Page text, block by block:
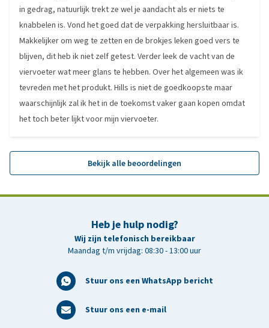
in gedrag, natuurlijk trekt ze wel je aandacht als er niets te
knabbelen is. Vond het goed dat de verpakking hersluitbaar is.
Makkelijker om weg te zetten en de brokjes leken goed vers te
blijven, dit heb ik niet zelf getest. Verder leek de vacht van de
viervoeter wat meer glans te hebben. Over het algemeen was ik
tevreden met het produkt. Hills is niet de goedkoopste maar
waarschijnlijk zal ik het in de toekomst vaker gaan kopen omdat
het toch beter lijkt voor mijn viervoeter.
Bekijk alle beoordelingen
Heb je hulp nodig?
Wij zijn telefonisch bereikbaar
Maandag t/m vrijdag: 08:30 - 13:00 uur
Stuur ons een WhatsApp bericht
Stuur ons een e-mail